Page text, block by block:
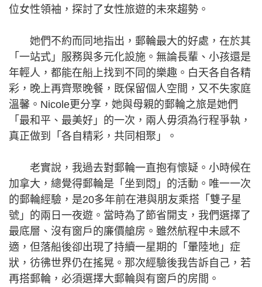
位女性領袖，探討了女性旅遊的未來趨勢。
她們不約而同地指出，郵輪最大的好處，在於其
「一站式」服務與多元化設施。無論長輩、小孩還是
年輕人，都能在船上找到不同的樂趣。白天各自各精
彩，晚上再齊聚晚餐，既保留個人空間，又不失家庭
溫馨。Nicole更分享，她與母親的郵輪之旅是她們
「最和平、最美好」的一次，兩人毋須為行程爭執，
真正做到「各自精彩，共同相聚」。
老實說，我過去對郵輪一直抱有懷疑。小時候在
加拿大，總覺得郵輪是「坐到悶」的活動。唯一一次
的郵輪經驗，是20多年前在港與朋友乘搭「雙子星
號」的兩日一夜遊。當時為了節省開支，我們選擇了
最底層、沒有窗戶的廉價艙房。雖然航程中未感不
適，但落船後卻出現了持續一星期的「暈陸地」症
狀，彷彿世界仍在搖晃。那次經驗後我告訴自己，若
再搭郵輪，必須選擇大郵輪與有窗戶的房間。